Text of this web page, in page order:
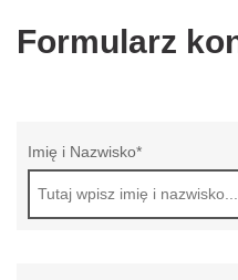
Formularz
Imię i Nazwisko*